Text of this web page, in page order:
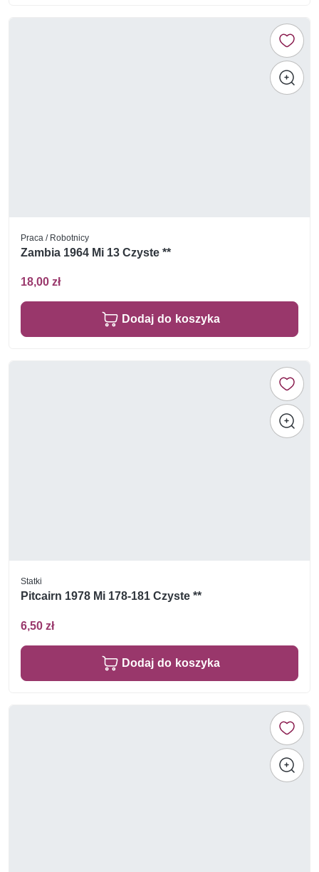
Praca / Robotnicy
Zambia 1964 Mi 13 Czyste **
18,00 zł
Dodaj do koszyka
Statki
Pitcairn 1978 Mi 178-181 Czyste **
6,50 zł
Dodaj do koszyka